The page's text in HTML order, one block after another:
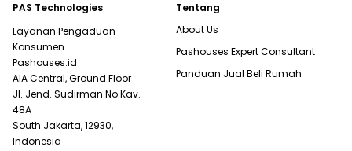
PAS Technologies
Layanan Pengaduan
Konsumen
Pashouses.id
AIA Central, Ground Floor
Jl. Jend. Sudirman No.Kav.
48A
South Jakarta, 12930,
Indonesia
Tentang
About Us
Pashouses Expert Consultant
Panduan Jual Beli Rumah